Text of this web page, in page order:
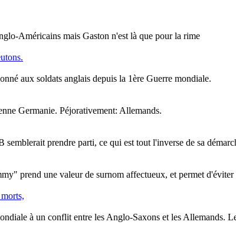
Américains mais Gaston n'est là que pour la rime
aux soldats anglais depuis la 1ère Guerre mondiale.
Germanie. Péjorativement: Allemands.
prendre parti, ce qui est tout l'inverse de sa
prend une valeur de surnom affectueux, et permet
à un conflit entre les Anglo-Saxons et les Allemands.